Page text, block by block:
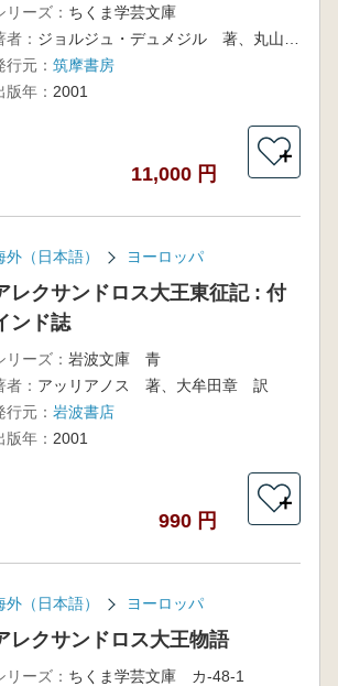
リーズ： ちくま学芸文庫
者：
行元： 筑摩書房
版年： 2001
11,000 円
＋
外（日本語） ヨーロッパ
レクサンドロス大王東征記 : 付
ンド誌
リーズ： 岩波文庫 青
者： アッリアノス 著、大牟田章 訳
行元： 岩波書店
版年： 2001
990 円
＋
外（日本語） ヨーロッパ
レクサンドロス大王物語
リーズ： ちくま学芸文庫 カ-48-1